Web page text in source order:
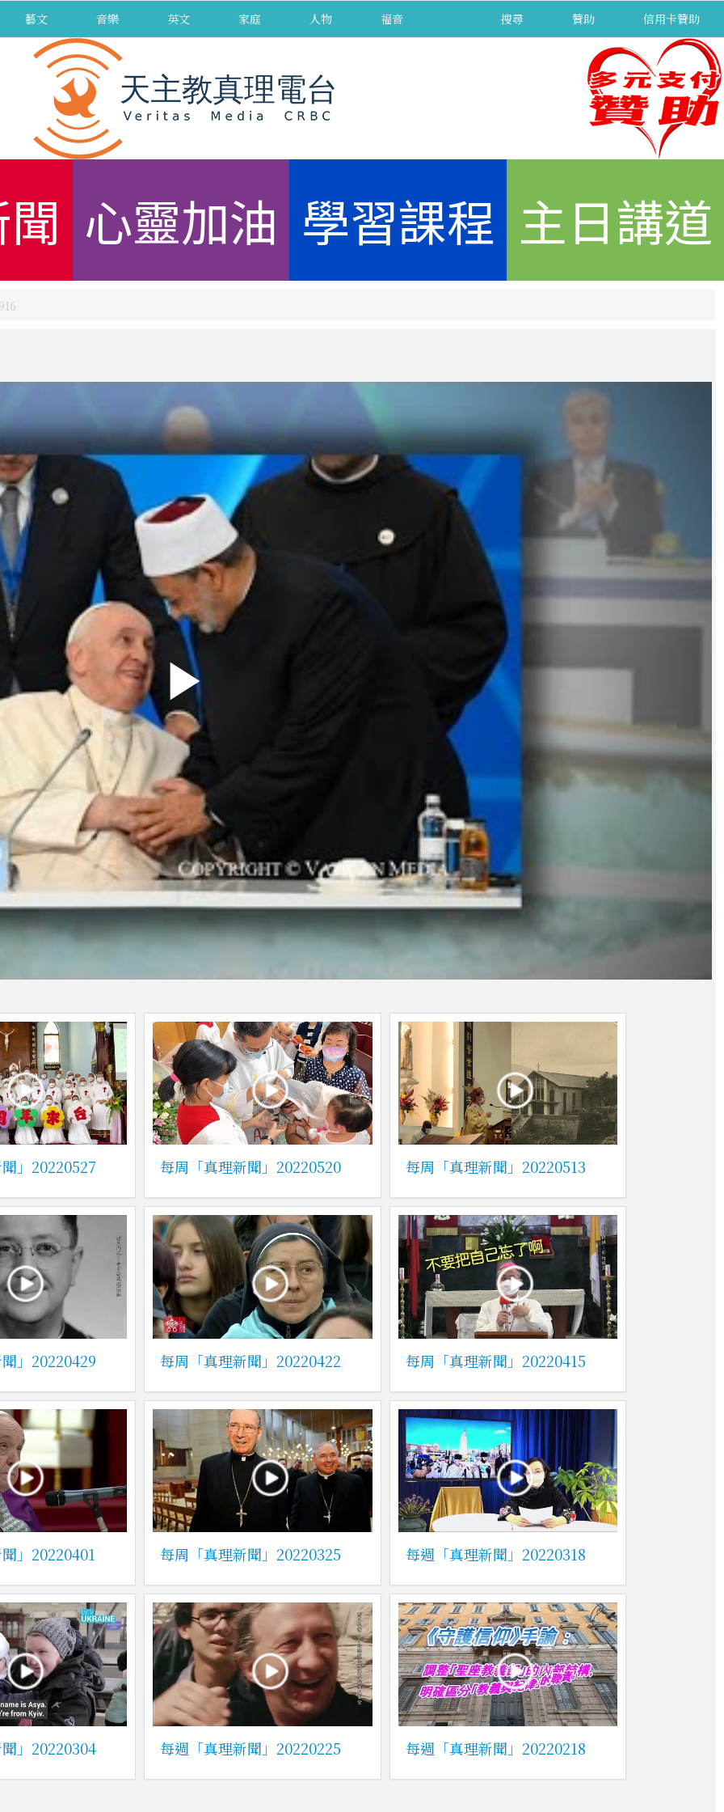
藝文 音樂 英文 家庭 人物 福音 搜尋 贊助 信用卡贊助
心靈加油 學習課程 主日講道
」20220527 每周「真理新聞」20220520 每周「真理新聞」20220513
」20220429 每周「真理新聞」20220422 每周「真理新聞」20220415
」20220401 每周「真理新聞」20220325 每週「真理新聞」20220318
」20220304 每週「真理新聞」20220225 每週「真理新聞」20220218